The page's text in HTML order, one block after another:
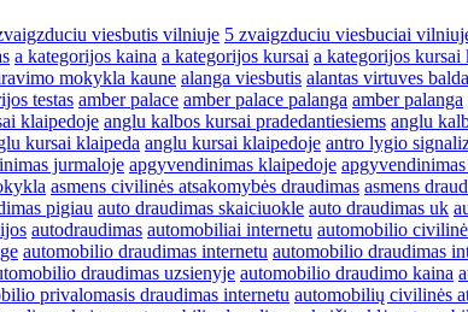
viesbutis vilniuje 5 zvaigzduciu viesbuciai
a kategorijos kaina a kategorijos kursai a kategorijos kursai
mokykla kaune alanga viesbutis alantas virtuves
testas amber palace amber palace palanga amber palanga
klaipedoje anglu kalbos kursai pradedantiesiems anglu
kursai klaipeda anglu kursai klaipedoje antro lygio
jurmaloje apgyvendinimas klaipedoje
asmens civilinės atsakomybės draudimas asmens
pigiau auto draudimas skaiciuokle auto draudimas uk
autodraudimas automobiliai internetu automobilio
automobilio draudimas internetu automobilio draudimas
draudimas uzsienyje automobilio draudimo kaina
privalomasis draudimas internetu automobilių civilinės